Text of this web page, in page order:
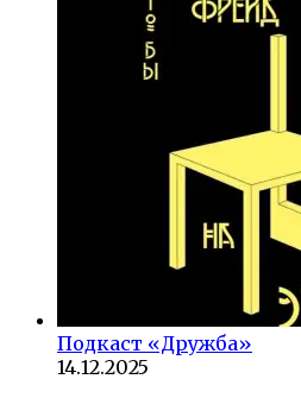
Подкаст «Дружба»
14.12.2025